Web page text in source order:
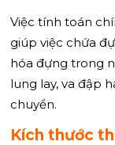
Việc tính toán
giúp việc chứa
hóa đựng trong
lung lay, va đập
chuyển.
Kích thước